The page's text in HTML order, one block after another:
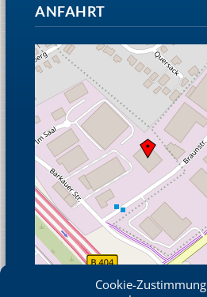
Cookie-Zustimmung
ANFAHRT